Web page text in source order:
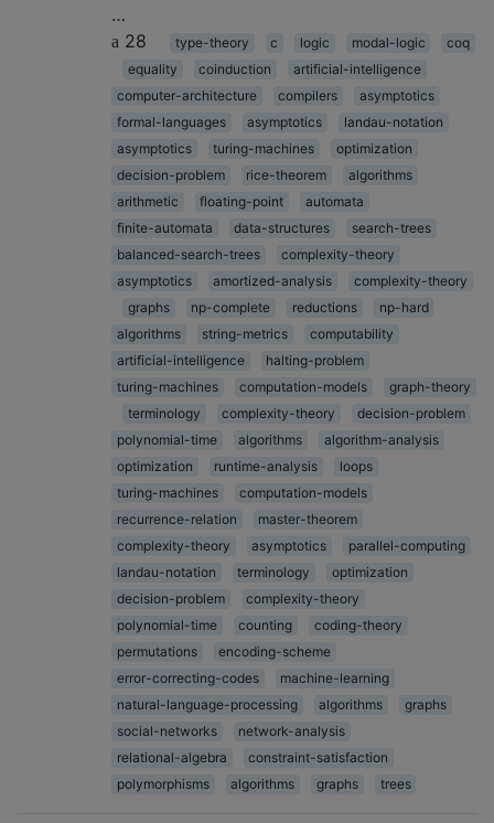
…
28
type-theory c logic modal-logic
coq
equality
coinduction
artificial-intelligence
computer-architecture
compilers
asymptotics
formal-languages
asymptotics
landau-notation
asymptotics
turing-machines
optimization
decision-problem
rice-theorem
algorithms
arithmetic
floating-point
automata
finite-automata
data-structures
search-trees
balanced-search-trees
complexity-theory
asymptotics
amortized-analysis
complexity-theory
graphs
np-complete reductions
np-hard
algorithms
string-metrics
computability
artificial-intelligence
halting-problem
turing-machines
computation-models
graph-theory
terminology
complexity-theory
decision-problem
polynomial-time
algorithms
algorithm-analysis
optimization
runtime-analysis
loops
turing-machines
computation-models
recurrence-relation
master-theorem
complexity-theory
asymptotics
parallel-computing
landau-notation
terminology
optimization
decision-problem
complexity-theory
polynomial-time
counting
coding-theory
permutations
encoding-scheme
error-correcting-codes
machine-learning
natural-language-processing
algorithms
graphs
social-networks
network-analysis
relational-algebra
constraint-satisfaction
polymorphisms
algorithms graphs trees